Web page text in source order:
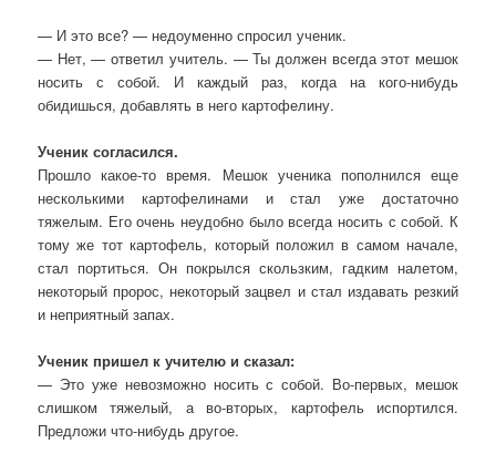
— И это все? — недоуменно спросил ученик.
— Нет, — ответил учитель. — Ты должен всегда этот мешок
носить с собой. И каждый раз, когда на кого-нибудь
обидишься, добавлять в него картофелину.
Ученик согласился.
Прошло какое-то время. Мешок ученика пополнился еще
несколькими картофелинами и стал уже достаточно
тяжелым. Его очень неудобно было всегда носить с собой. К
тому же тот картофель, который положил в самом начале,
стал портиться. Он покрылся скользким, гадким налетом,
некоторый пророс, некоторый зацвел и стал издавать резкий
и неприятный запах.
Ученик пришел к учителю и сказал:
— Это уже невозможно носить с собой. Во-первых, мешок
слишком тяжелый, а во-вторых, картофель испортился.
Предложи что-нибудь другое.